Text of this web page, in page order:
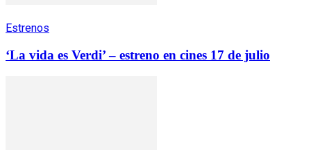
Estrenos
‘La vida es Verdi’ – estreno en cines 17 de julio